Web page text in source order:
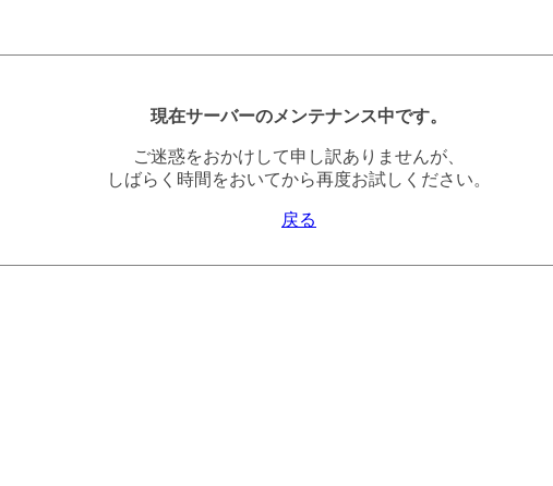
現在サーバーのメンテナンス中です。
ご迷惑をおかけして申し訳ありませんが、
しばらく時間をおいてから再度お試しください。
戻る